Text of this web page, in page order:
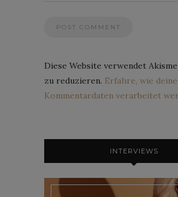
Diese Website verwendet
zu reduzieren. Erfahre, wie deine
Kommentardaten verarbeitet
INTERVIEWS